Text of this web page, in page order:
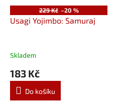
229 Kč –20 %
Usagi Yojimbo: Samuraj
Skladem
183 Kč
Do košíku